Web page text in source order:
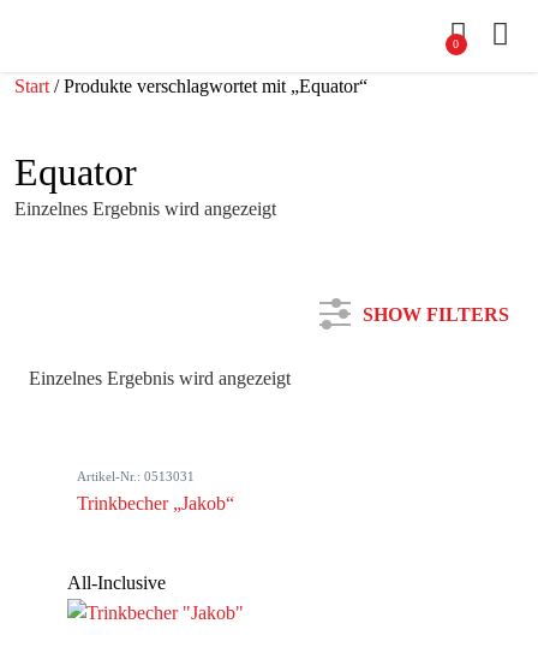
0
Start / Produkte verschlagwortet mit „Equator“
Equator
Einzelnes Ergebnis wird angezeigt
SHOW FILTERS
Farbe
Einzelnes Ergebnis wird angezeigt
Artikel-Nr.: 0513031
Trinkbecher „Jakob“
All-Inclusive